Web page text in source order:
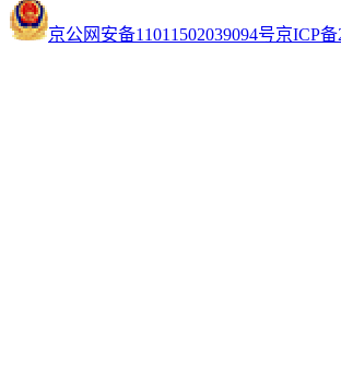
京公网安备11011502039094号京ICP备